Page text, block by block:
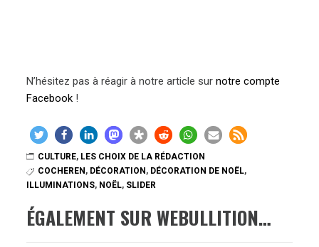
N’hésitez pas à réagir à notre article surnotre compte
Facebook !
CULTURE, LES CHOIX DE LA RÉDACTION
COCHEREN , DÉCORATION , DÉCORATION DE NOËL,
ILLUMINATIONS, NOËL, SLIDER
ÉGALEMENT SUR WEBULLITION…